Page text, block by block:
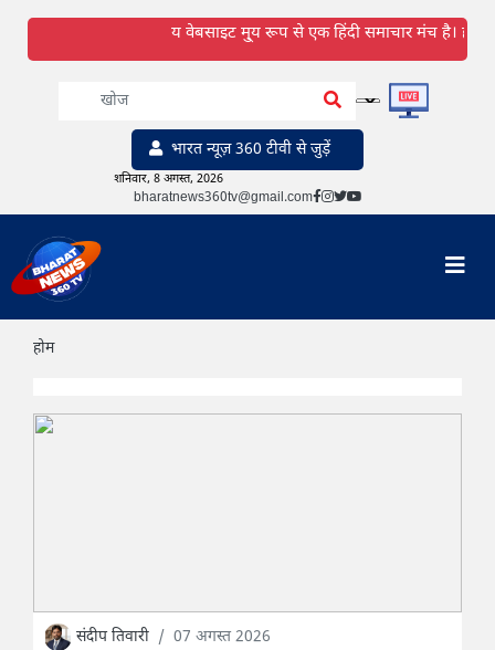
य वेबसाइट मु्य रूप से एक हिंदी समाचार मंच है। हालांकि
भारत न्यूज़ 360 टीवी से जुड़ें
शनिवार, 8 अगस्त, 2026
bharatnews360tv@gmail.com
होम
संदीप तिवारी / 07 अगस्त 2026